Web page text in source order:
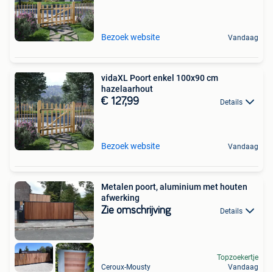
Bezoek website Vandaag
vidaXL Poort enkel 100x90 cm
hazelaarhout
€ 127,99 Details
Bezoek website Vandaag
Metalen poort, aluminium met houten
afwerking
Zie omschrijving Details
Ceroux-Mousty
Topzoekertje
Vandaag